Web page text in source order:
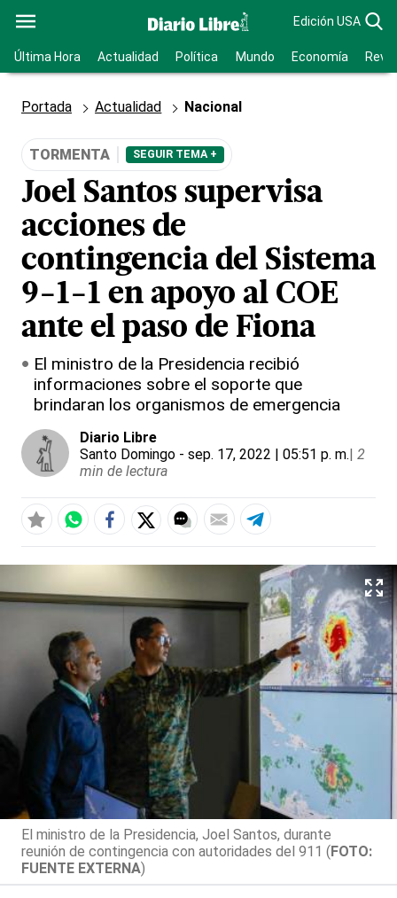
Edición USA
Última Hora Actualidad Política Mundo Economía
Portada Actualidad Nacional
TORMENTA SEGUIR TEMA +
Joel Santos supervisa
acciones de
contingencia del Sistema
9-1-1 en apoyo al COE
ante el paso de Fiona
El ministro de la Presidencia recibió
informaciones sobre el soporte que
brindaran los organismos de emergencia
Diario Libre
Santo Domingo - sep. 17, 2022 | 05:51 p. m.| 2
min de lectura
El ministro de la Presidencia, Joel Santos, durante
reunión de contingencia con autoridades del 911 (FOTO:
FUENTE EXTERNA)